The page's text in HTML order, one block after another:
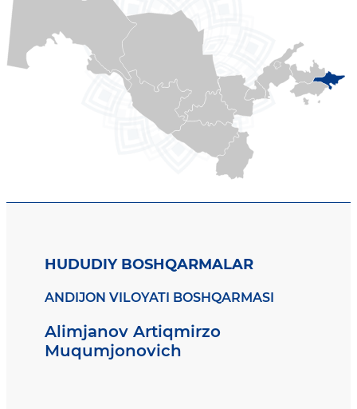
HUDUDIY BOSHQARMALAR
ANDIJON VILOYATI BOSHQARMASI
Alimjanov Artiqmirzo
Muqumjonovich